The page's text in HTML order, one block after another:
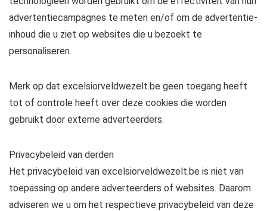
advertentiecampagnes te meten en/of om de advertentie-
inhoud die u ziet op websites die u bezoekt te
personaliseren.
Merk op dat excelsiorveldwezelt.be geen toegang heeft
tot of controle heeft over deze cookies die worden
gebruikt door externe adverteerders.
Privacybeleid van derden
Het privacybeleid van excelsiorveldwezelt.be is niet van
toepassing op andere adverteerders of websites. Daarom
adviseren we u om het respectieve privacybeleid van deze